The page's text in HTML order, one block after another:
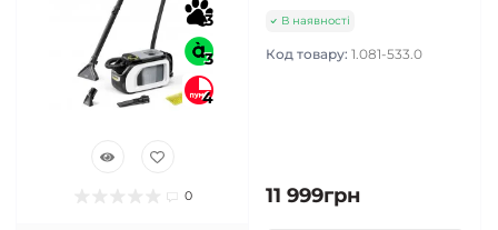
3
3
4
0
В наявності
Код товару: 1.081-533.0
11 999грн